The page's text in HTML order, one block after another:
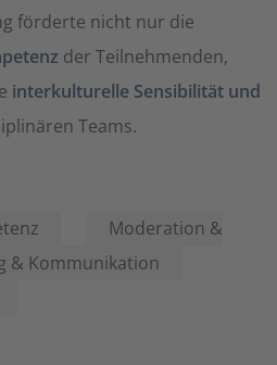
förderte nicht nur die
der Teilnehmenden,
interkulturelle Sensibilität und
Teams.
Moderation &
& Kommunikation